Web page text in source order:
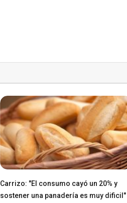
Carrizo: "El consumo cayó un 20% y
sostener una panadería es muy dificil"